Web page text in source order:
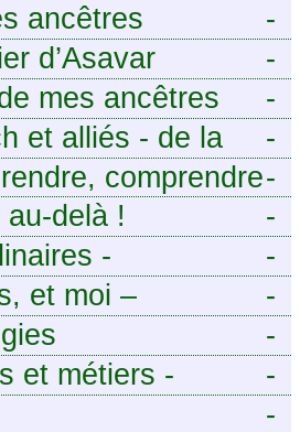
-
ancêtres
-
d’Asavar
-
mes ancêtres
-
et alliés - de la
-
comprendre
pour exister.
-
delà !
-
-
Moselle et
-
et moi –
aïeux en Ille-et-
-
-
et métiers -
Tir à l’Arc
-